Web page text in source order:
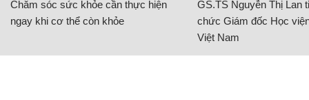
Chăm sóc sức khỏe cần thực hiện
ngay khi cơ thể còn khỏe
GS.TS Nguyễn Thị Lan
chức Giám đốc Học
Việt Nam